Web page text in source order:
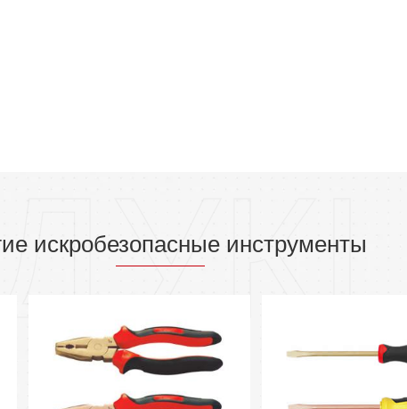
искробезопасные инструменты